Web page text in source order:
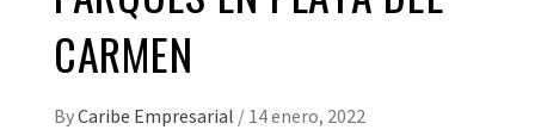
CARMEN
ByCaribe Empresarial / 14 enero, 2022